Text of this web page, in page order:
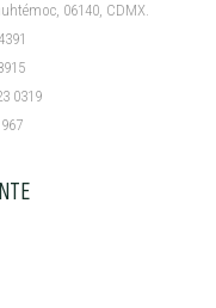
06140, CDMX.
0319